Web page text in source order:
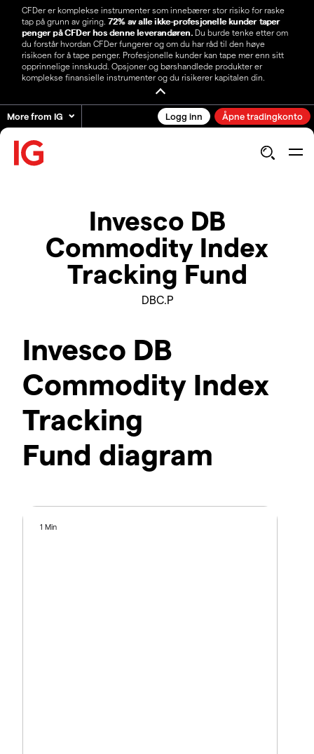
CFDer er komplekse instrumenter som innebærer stor risiko for raske
tap på grunn av giring. 72% av alle ikke-profesjonelle kunder taper
penger på CFDer hos denne leverandøren.Du burde tenke etter om
du forstår hvordan CFDer fungerer og om du har råd til den høye
risikoen for å tape penger. Profesjonelle kunder kan tape mer enn sitt
opprinnelige innskudd. Opsjoner og børshandlede produkter er
komplekse finansielle instrumenter og du risikerer kapitalen din.
More from IG Logg inn Åpne tradingkonto
Invesco DB
Commodity Index
Tracking Fund
DBC.P
Invesco DB
Commodity Index
Tracking
Fund diagram
1 Min